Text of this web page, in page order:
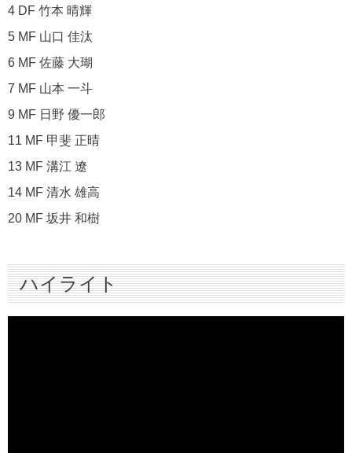
4 DF 竹本 晴輝
5 MF 山口 佳汰
6 MF 佐藤 大瑚
7 MF 山本 一斗
9 MF 日野 優一郎
11 MF 甲斐 正晴
13 MF 溝江 遼
14 MF 清水 雄高
20 MF 坂井 和樹
ハイライト